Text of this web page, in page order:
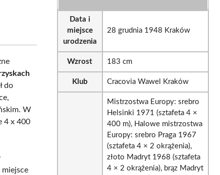
do
W
4 x 400
Data i
miejsce
urodzenia
28 grudnia 1948 Kraków
Wzrost 183 cm
Klub Cracovia Wawel Kraków
Mistrzostwa Europy: srebro
Helsinki 1971 (sztafeta 4 ×
400 m), Halowe mistrzostwa
Europy: srebro Praga 1967
(sztafeta 4 × 2 okrążenia),
złoto Madryt 1968 (sztafeta
4 × 2 okrążenia), brąz Madryt